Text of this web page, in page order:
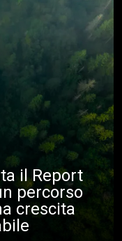
il Report
percorso
crescita